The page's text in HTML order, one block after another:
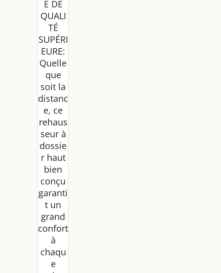
E DE
QUALI
TÉ
SUPÉRI
EURE:
Quelle
que
soit la
distanc
e, ce
rehaus
seur à
dossie
r haut
bien
conçu
garanti
t un
grand
confort
à
chaqu
e